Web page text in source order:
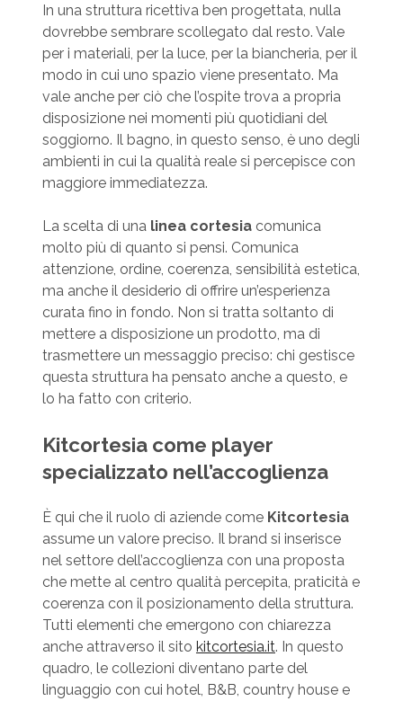
In una struttura ricettiva ben progettata, nulla
dovrebbe sembrare scollegato dal resto. Vale
per i materiali, per la luce, per la biancheria, per il
modo in cui uno spazio viene presentato. Ma
vale anche per ciò che l’ospite trova a propria
disposizione nei momenti più quotidiani del
soggiorno. Il bagno, in questo senso, è uno degli
ambienti in cui la qualità reale si percepisce con
maggiore immediatezza.
La scelta di una linea cortesiacomunica
molto più di quanto si pensi. Comunica
attenzione, ordine, coerenza, sensibilità estetica,
ma anche il desiderio di offrire un’esperienza
curata fino in fondo. Non si tratta soltanto di
mettere a disposizione un prodotto, ma di
trasmettere un messaggio preciso: chi gestisce
questa struttura ha pensato anche a questo, e
lo ha fatto con criterio.
Kitcortesia come player
specializzato nell’accoglienza
È qui che il ruolo di aziende come Kitcortesia
assume un valore preciso. Il brand si inserisce
nel settore dell’accoglienza con una proposta
che mette al centro qualità percepita, praticità e
coerenza con il posizionamento della struttura.
Tutti elementi che emergono con chiarezza
anche attraverso il sito kitcortesia.it. In questo
quadro, le collezioni diventano parte del
linguaggio con cui hotel, B&B, country house e